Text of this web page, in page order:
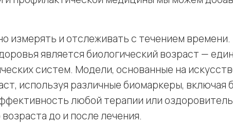
измерять и отслеживать с течением
является биологический возраст —
систем. Модели, основанные на
используя различные биомаркеры, включая
любой терапии или
до и после лечения.